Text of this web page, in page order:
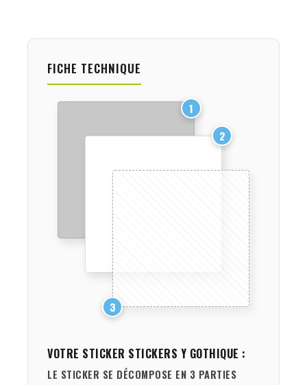
FICHE TECHNIQUE
1
2
3
VOTRE STICKER STICKERS Y GOTHIQUE :
LE STICKER SE DÉCOMPOSE EN 3 PARTIES